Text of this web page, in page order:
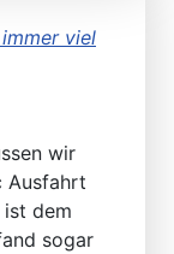
viel
wir
Ausfahrt
ist dem
sogar